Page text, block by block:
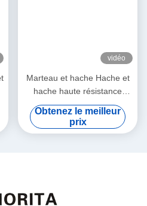
vidéo
Marteau et hache Hache et
hache haute résistance
poignée en fibre de verre
durable facile à utiliser
Obtenez le meilleur
prix